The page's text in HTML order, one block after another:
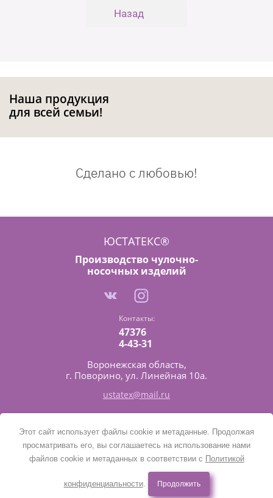
Назад
Наша продукция
для всей семьи!
Сделано с любовью!
ЮСТАТЕКС®
Производство чулочно-
носочных изделий
Контакты:
47376
4-43-31
Воронежская область,
г. Поворино, ул. Линейная 10а.
ustatex@mail.ru
Политика конфиденциальности
Этот сайт использует файлы cookie и метаданные. Продолжая
просматривать его, вы соглашаетесь на использование нами
файлов cookie и метаданных в соответствии с Политикой
конфиденциальности. Продолжить